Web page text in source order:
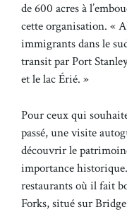
de 600 acres à
cette organisation. «
immigrants dans le
transit par Port
et le lac Érié. »
Pour ceux qui
passé, une visite
découvrir le
importance
restaurants où il fait
Forks, situé sur